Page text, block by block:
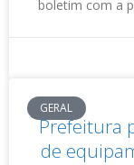
boletim com a
GERAL
Prefeitura
de